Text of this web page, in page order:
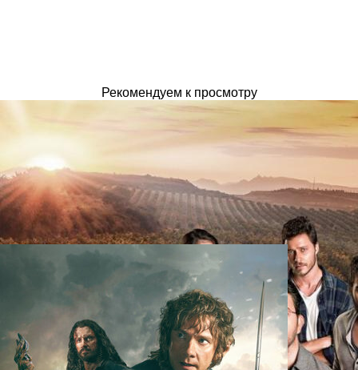
Рекомендуем к просмотру